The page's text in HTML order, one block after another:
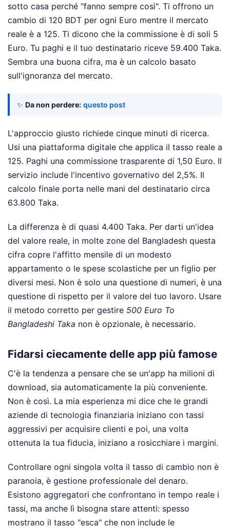
sotto casa perché "fanno sempre così". Ti offrono un
cambio di 120 BDT per ogni Euro mentre il mercato
reale è a 125. Ti dicono che la commissione è di soli 5
Euro. Tu paghi e il tuo destinatario riceve 59.400 Taka.
Sembra una buona cifra, ma è un calcolo basato
sull'ignoranza del mercato.
✨ Da non perdere: questo post
L'approccio giusto richiede cinque minuti di ricerca.
Usi una piattaforma digitale che applica il tasso reale a
125. Paghi una commissione trasparente di 1,50 Euro. Il
servizio include l'incentivo governativo del 2,5%. Il
calcolo finale porta nelle mani del destinatario circa
63.800 Taka.
La differenza è di quasi 4.400 Taka. Per darti un'idea
del valore reale, in molte zone del Bangladesh questa
cifra copre l'affitto mensile di un modesto
appartamento o le spese scolastiche per un figlio per
diversi mesi. Non è solo una questione di numeri, è una
questione di rispetto per il valore del tuo lavoro. Usare
il metodo corretto per gestire 500 Euro To
Bangladeshi Taka non è opzionale, è necessario.
Fidarsi ciecamente delle app più famose
C'è la tendenza a pensare che se un'app ha milioni di
download, sia automaticamente la più conveniente.
Non è così. La mia esperienza mi dice che le grandi
aziende di tecnologia finanziaria iniziano con tassi
aggressivi per acquisire clienti e poi, una volta
ottenuta la tua fiducia, iniziano a rosicchiare i margini.
Controllare ogni singola volta il tasso di cambio non è
paranoia, è gestione professionale del denaro.
Esistono aggregatori che confrontano in tempo reale i
tassi, ma anche lì bisogna stare attenti: spesso
mostrano il tasso "esca" che non include le